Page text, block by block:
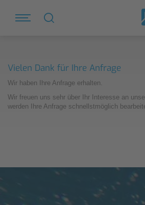
Vielen Dank für Ihre Anfrage
Wir haben Ihre Anfrage erhalten.
Wir freuen uns sehr über Ihr Interesse an
werden Ihre Anfrage schnellstmöglich